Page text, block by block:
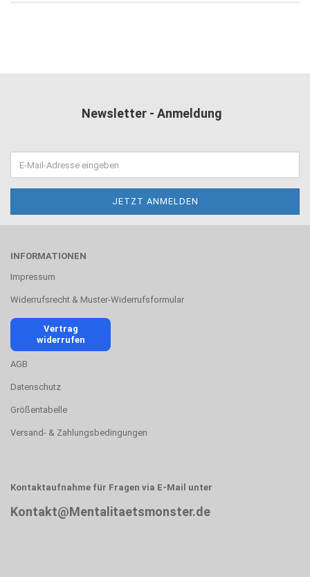
Newsletter - Anmeldung
INFORMATIONEN
Impressum
Widerrufsrecht & Muster-Widerrufsformular
Vertrag
widerrufen
AGB
Datenschutz
Größentabelle
Versand- & Zahlungsbedingungen
Kontaktaufnahme für Fragen via E-Mail unter
Kontakt@Mentalitaetsmonster.de